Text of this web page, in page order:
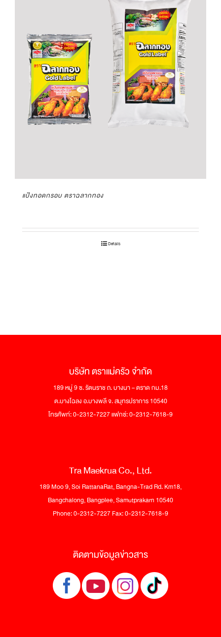
แป้งทอดกรอบ ตราฉลากทอง
Details
บริษัท ตราแม่ครัว จำกัด
189 หมู่ 9 ซ. รัตนราช ถ. บางนา – ตราด กม.18
ต.บางโฉลง อ.บางพลี จ. สมุทรปราการ 10540
โทรศัพท์: 0-2312-7227 แฟกซ์: 0-2312-7618-9
Tra Maekrua Co., Ltd.
189 Moo 9, Soi RattanaRat, Bangna-Trad Rd. Km18,
Bangchalong, Bangplee, Samutprakarn 10540
Phone: 0-2312-7227 Fax: 0-2312-7618-9
ติดตามข้อมูลข่าวสาร